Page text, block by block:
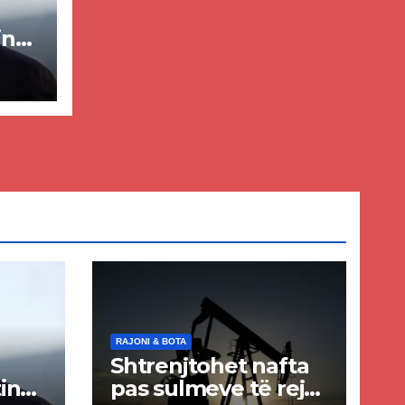
RAJONI & BOTA
Shtrenjtohet nafta
pas sulmeve të reja